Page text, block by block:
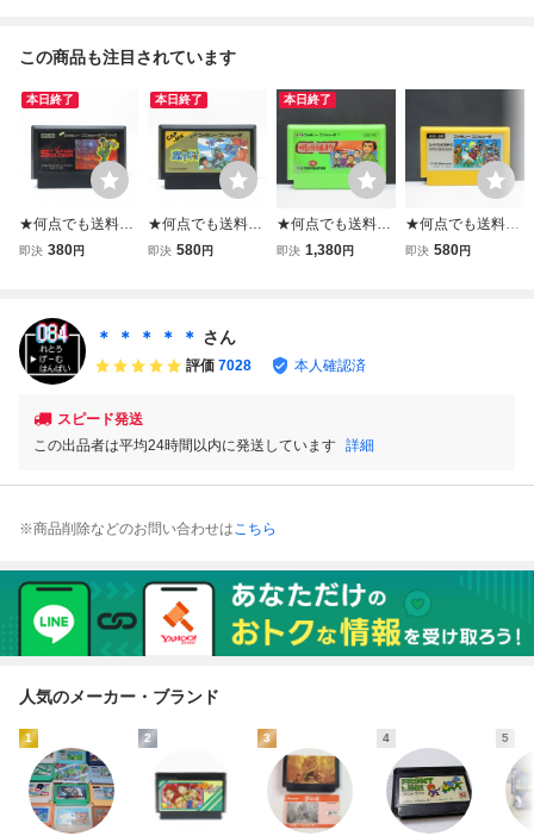
この商品も注目されています
本日終了
★何点でも送料１
８５円★ スターソ
済み
即決 380円
本日終了
★何点でも送料１
８５円★ ⑥ 魔界
即決 580円
本日終了
★何点でも送料１
８５円★ 明治維新
即決 1,380円
★何点でも送料１
８５円★ スーパー
即決 580円
＊ ＊ ＊ ＊ ＊ さん
評価 7028 本人確認済
スピード発送
この出品者は平均24時間以内に発送しています 詳細
※商品削除などのお問い合わせはこちら
人気のメーカー・ブランド
1 2 3 4 5